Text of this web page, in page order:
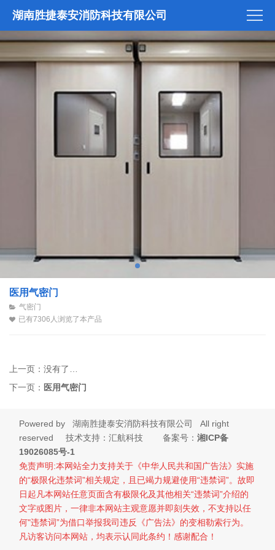
湖南胜捷泰安消防科技有限公司
医用气密门
气密门
已有7306人浏览了本产品
上一页： 没有了…
下一页： 医用气密门
Powered by湖南胜捷泰安消防科技有限公司
All right
reserved 技术支持：汇航科技 备案号：湘ICP备
19026085号-1
免责声明:本网站全力支持关于《中华人民共和国广告法》实施
的“极限化违禁词”相关规定，且已竭力规避使用“违禁词”。故即
日起凡本网站任意页面含有极限化及其他相关“违禁词”介绍的
文字或图片，一律非本网站主观意愿并即刻失效，不支持以任
何"违禁词”为借口举报我司违反《广告法》的变相勒索行为。
凡访客访问本网站，均表示认同此条约！感谢配合！